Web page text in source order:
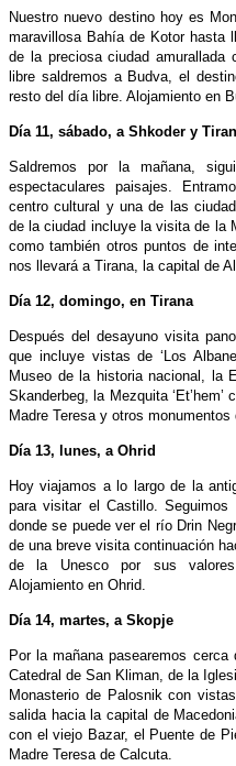
Nuestro nuevo destino hoy es
maravillosa Bahía de Kotor hasta
de la preciosa ciudad
libre saldremos a Budva, el
resto del día libre. Alojamiento en
Día 11, sábado, a Shkoder y
Saldremos por la mañana,
espectaculares paisajes.
centro cultural y una de las
de la ciudad incluye la visita de la
como también otros puntos de
nos llevará a Tirana, la capital de
Día 12, domingo, en Tirana
Después del desayuno visita
que incluye vistas de ‘Los
Museo de la historia nacional, la
Skanderbeg, la Mezquita
Madre Teresa y otros
Día 13, lunes, a Ohrid
Hoy viajamos a lo largo de la
para visitar el Castillo.
donde se puede ver el río Drin
de una breve visita continuación
de la Unesco por sus valores
Alojamiento en Ohrid.
Día 14, martes, a Skopje
Por la mañana pasearemos
Catedral de San Kliman, de la
Monasterio de Palosnik con
salida hacia la capital de
con el viejo Bazar, el Puente de
Madre Teresa de Calcuta.